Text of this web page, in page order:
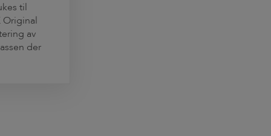
til
Original
av
der
hindre at